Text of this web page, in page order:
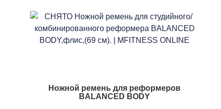
Ножной ремень для реформеров
BALANCED BODY